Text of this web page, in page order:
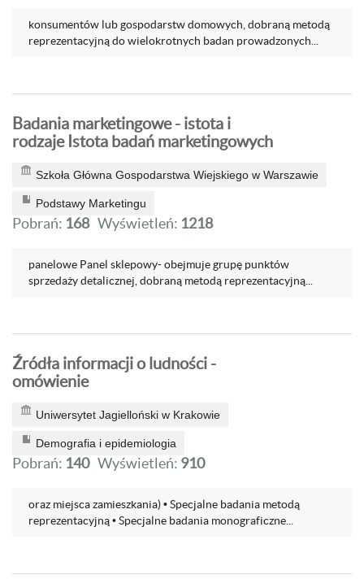
konsumentów lub gospodarstw domowych, dobraną metodą
reprezentacyjną do wielokrotnych badan prowadzonych...
Badania marketingowe - istota i
rodzaje Istota badań marketingowych
Szkoła Główna Gospodarstwa Wiejskiego w Warszawie
Podstawy Marketingu
Pobrań: 168 Wyświetleń: 1218
panelowe Panel sklepowy- obejmuje grupę punktów
sprzedaży detalicznej, dobraną metodą reprezentacyjną...
Źródła informacji o ludności -
omówienie
Uniwersytet Jagielloński w Krakowie
Demografia i epidemiologia
Pobrań: 140 Wyświetleń: 910
oraz miejsca zamieszkania) • Specjalne badania metodą
reprezentacyjną • Specjalne badania monograficzne...